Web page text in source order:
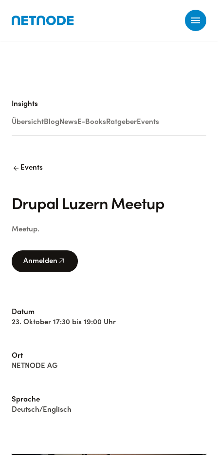
Insights
Übersicht Blog News E-Books Ratgeber Events
arrow_back Events
Drupal Luzern Meetup
Meetup.
Anmelden arrow_outward
Datum
23. Oktober 17:30 bis 19:00 Uhr
Ort
NETNODE AG
Sprache
Deutsch/Englisch